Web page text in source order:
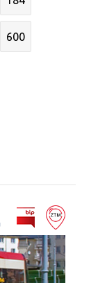
600